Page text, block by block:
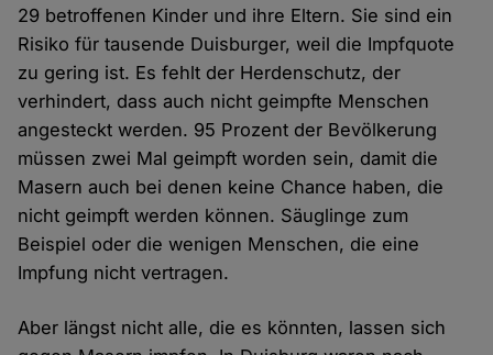
29 betroffenen Kinder und ihre Eltern. Sie sind ein
Risiko für tausende Duisburger, weil die Impfquote
zu gering ist. Es fehlt der Herdenschutz, der
verhindert, dass auch nicht geimpfte Menschen
angesteckt werden. 95 Prozent der Bevölkerung
müssen zwei Mal geimpft worden sein, damit die
Masern auch bei denen keine Chance haben, die
nicht geimpft werden können. Säuglinge zum
Beispiel oder die wenigen Menschen, die eine
Impfung nicht vertragen.
Aber längst nicht alle, die es könnten, lassen sich